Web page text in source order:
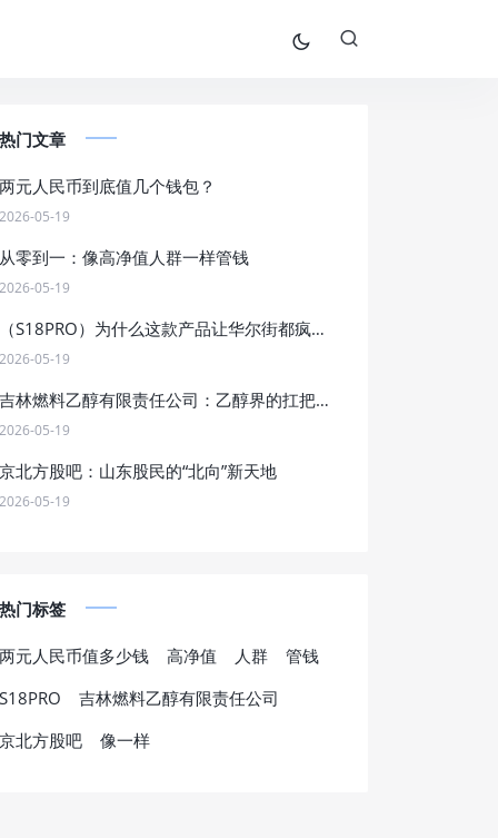
热门文章
两元人民币到底值几个钱包？
2026-05-19
从零到一：像高净值人群一样管钱
2026-05-19
（S18PRO）为什么这款产品让华尔街都疯狂了？
2026-05-19
吉林燃料乙醇有限责任公司：乙醇界的扛把子，燃料界的段子手
2026-05-19
京北方股吧：山东股民的“北向”新天地
2026-05-19
热门标签
两元人民币值多少钱 高净值 人群
管钱
S18PRO
吉林燃料乙醇有限责任公司
京北方股吧
像一样